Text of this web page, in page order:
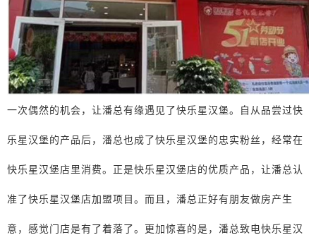
一次偶然的机会，让潘总有缘遇见了快乐星汉堡。自从品尝过快
乐星汉堡的产品后，潘总也成了快乐星汉堡的忠实粉丝，经常在
快乐星汉堡店里消费。正是快乐星汉堡店的优质产品，让潘总认
准了快乐星汉堡店加盟项目。而且，潘总正好有朋友做房产生
意，感觉门店是有了着落了。更加惊喜的是，潘总致电快乐星汉